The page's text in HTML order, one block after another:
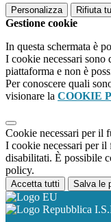
Personalizza Rifiuta
Gestione cookie
In questa schermata è
I cookie necessari
piattaforma e non è
Per conoscere quali
visionare la COOKIE
Cookie necessari per il
I cookie necessari per il
disabilitati. È possibile
policy.
Accetta tutti Salva le